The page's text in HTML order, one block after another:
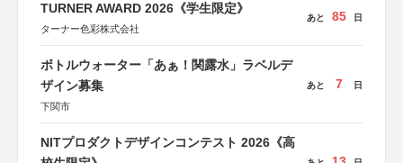
TURNER AWARD 2026《学生限定》
ターナー色彩株式会社
あと 85 日
ボトルウォーター「あぁ！関露水」ラベルデ
ザイン募集
下関市
あと 7 日
NITプロダクトデザインコンテスト 2026《高